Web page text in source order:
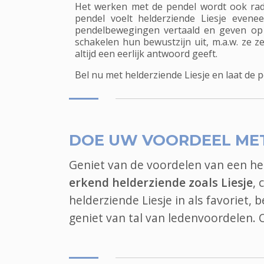
Het werken met de pendel wordt ook
pendel voelt helderziende Liesje
pendelbewegingen vertaald en geven
schakelen hun bewustzijn uit, m.a.w. ze
altijd een eerlijk antwoord geeft.
Bel nu met helderziende Liesje en laat de
DOE UW VOORDEEL
Geniet van de voordelen van een
erkend helderziende zoals Liesje,
helderziende Liesje in als favoriet,
geniet van tal van ledenvoordelen.